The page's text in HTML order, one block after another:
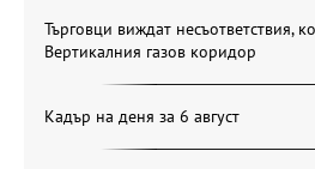
Търговци виждат несъответствия,
Вертикалния газов коридор
Кадър на деня за 6 август